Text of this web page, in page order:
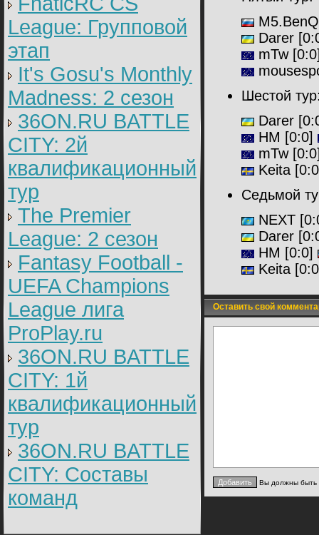
League: Групповой
этап
It's Gosu's Monthly
Madness: 2 сезон
36ON.RU BATTLE
CITY: 2й
квалификационный
тур
The Premier
League: 2 cезон
Fantasy Football -
UEFA Champions
League лига
ProPlay.ru
36ON.RU BATTLE
CITY: 1й
квалификационный
тур
36ON.RU BATTLE
CITY: Составы
команд
Darer [
mTw [
Шестой
Darer [
HM [0:0]
mTw [
Keita
Седьмой
NEXT [
Darer [
HM [0:0]
Keita
Оставить свой
Вы должны быть